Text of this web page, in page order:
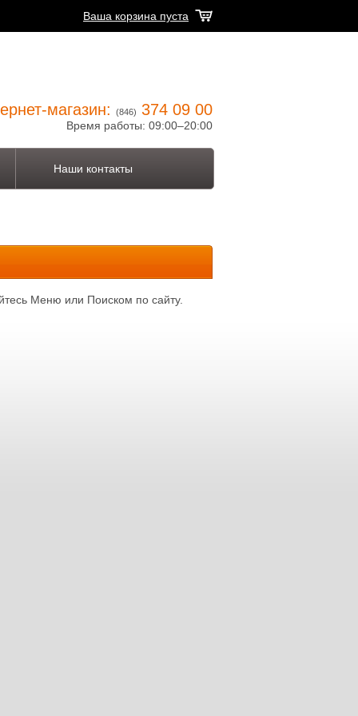
Ваша корзина пуста
магазин: (846) 374 09 00
Время работы: 09:00–20:00
Наши контакты
Меню или Поиском по сайту.